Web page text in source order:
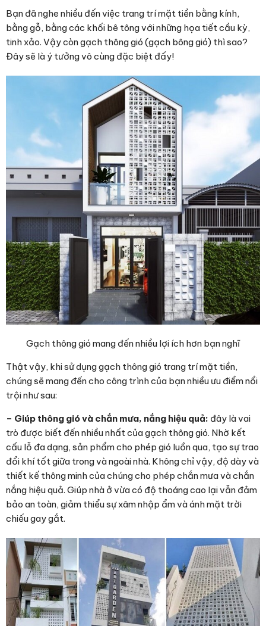
Bạn đã nghe nhiều đến việc trang trí mặt tiền bằng kính,
bằng gỗ, bằng các khối bê tông với những họa tiết cầu kỳ,
tinh xảo. Vậy còn gạch thông gió (gạch bông gió) thì sao?
Đây sẽ là ý tưởng vô cùng đặc biệt đấy!
Gạch thông gió mang đến nhiều lợi ích hơn bạn nghĩ
Thật vậy, khi sử dụng gạch thông gió trang trí mặt tiền,
chúng sẽ mang đến cho công trình của bạn nhiều ưu điểm nổi
trội như sau:
– Giúp thông gió và chắn mưa, nắng hiệu quả: đây là vai
trò được biết đến nhiều nhất của gạch thông gió. Nhờ kết
cấu lỗ đa dạng, sản phẩm cho phép gió luồn qua, tạo sự trao
đổi khí tốt giữa trong và ngoài nhà. Không chỉ vậy, độ dày và
thiết kế thông minh của chúng cho phép chắn mưa và chắn
nắng hiệu quả. Giúp nhà ở vừa có độ thoáng cao lại vẫn đảm
bảo an toàn, giảm thiểu sự xâm nhập ẩm và ánh mặt trời
chiếu gay gắt.